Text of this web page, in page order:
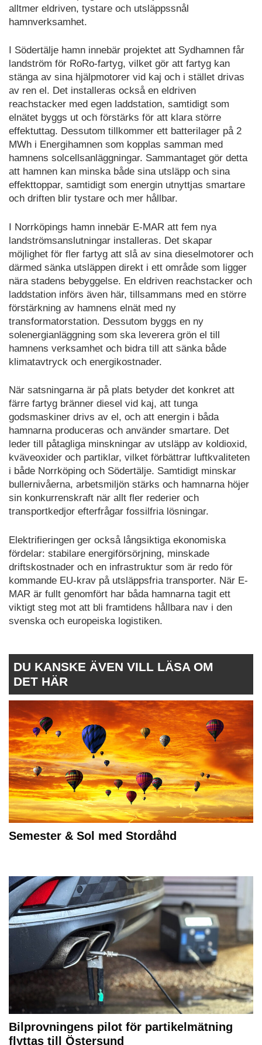
alltmer eldriven, tystare och utsläppssnål
hamnverksamhet.
I Södertälje hamn innebär projektet att Sydhamnen får
landström för RoRo-fartyg, vilket gör att fartyg kan
stänga av sina hjälpmotorer vid kaj och i stället drivas
av ren el. Det installeras också en eldriven
reachstacker med egen laddstation, samtidigt som
elnätet byggs ut och förstärks för att klara större
effektuttag. Dessutom tillkommer ett batterilager på 2
MWh i Energihamnen som kopplas samman med
hamnens solcellsanläggningar. Sammantaget gör detta
att hamnen kan minska både sina utsläpp och sina
effekttoppar, samtidigt som energin utnyttjas smartare
och driften blir tystare och mer hållbar.
I Norrköpings hamn innebär E-MAR att fem nya
landströmsanslutningar installeras. Det skapar
möjlighet för fler fartyg att slå av sina dieselmotorer och
därmed sänka utsläppen direkt i ett område som ligger
nära stadens bebyggelse. En eldriven reachstacker och
laddstation införs även här, tillsammans med en större
förstärkning av hamnens elnät med ny
transformatorstation. Dessutom byggs en ny
solenergianläggning som ska leverera grön el till
hamnens verksamhet och bidra till att sänka både
klimatavtryck och energikostnader.
När satsningarna är på plats betyder det konkret att
färre fartyg bränner diesel vid kaj, att tunga
godsmaskiner drivs av el, och att energin i båda
hamnarna produceras och använder smartare. Det
leder till påtagliga minskningar av utsläpp av koldioxid,
kväveoxider och partiklar, vilket förbättrar luftkvaliteten
i både Norrköping och Södertälje. Samtidigt minskar
bullernivåerna, arbetsmiljön stärks och hamnarna höjer
sin konkurrenskraft när allt fler rederier och
transportkedjor efterfrågar fossilfria lösningar.
Elektrifieringen ger också långsiktiga ekonomiska
fördelar: stabilare energiförsörjning, minskade
driftskostnader och en infrastruktur som är redo för
kommande EU-krav på utsläppsfria transporter. När E-
MAR är fullt genomfört har båda hamnarna tagit ett
viktigt steg mot att bli framtidens hållbara nav i den
svenska och europeiska logistiken.
DU KANSKE ÄVEN VILL LÄSA OM
DET HÄR
Semester & Sol med Stordåhd
Bilprovningens pilot för partikelmätning
flyttas till Östersund